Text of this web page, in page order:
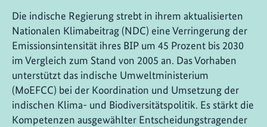
Die indische Regierung strebt in ihrem aktualisierten
Nationalen Klimabeitrag (NDC) eine Verringerung der
Emissionsintensität ihres BIP um 45 Prozent bis 2030
im Vergleich zum Stand von 2005 an. Das Vorhaben
unterstützt das indische Umweltministerium
(MoEFCC) bei der Koordination und Umsetzung der
indischen Klima- und Biodiversitätspolitik. Es stärkt die
Kompetenzen ausgewählter Entscheidungstragender